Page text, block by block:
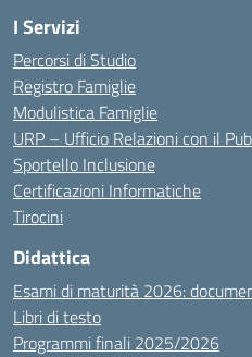
I Servizi
Percorsi di Studio
Registro Famiglie
Modulistica Famiglie
URP – Ufficio Relazioni con il
Sportello Inclusione
Certificazioni Informatiche
Tirocini
Didattica
Esami di maturità 2026:
Libri di testo
Programmi finali 2025/2026